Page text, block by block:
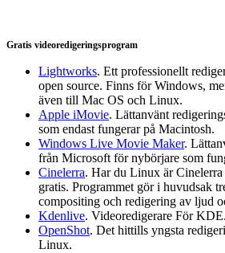
Gratis videoredigeringsprogram
Lightworks. Ett professionellt
open source. Finns för Windows,
även till Mac OS och Linux.
Apple iMovie. Lättanvänt
som endast fungerar på Macintosh.
Windows Live Movie Maker.
från Microsoft för nybörjare som
Cinelerra. Har du Linux är Cinelerra
gratis. Programmet gör i huvudsak
compositing och redigering av ljud
Kdenlive. Videoredigerare För KDE.
OpenShot. Det hittills yngsta
Linux.